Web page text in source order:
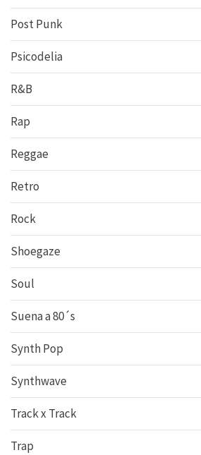
Post Punk
Psicodelia
R&B
Rap
Reggae
Retro
Rock
Shoegaze
Soul
Suena a 80´s
Synth Pop
Synthwave
Track x Track
Trap